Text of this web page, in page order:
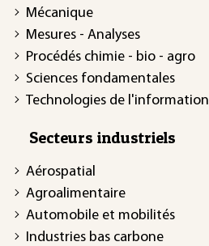
Mécanique
Mesures - Analyses
Procédés chimie - bio - agro
Sciences fondamentales
Technologies de l'information
Secteurs industriels
Aérospatial
Agroalimentaire
Automobile et mobilités
Industries bas carbone